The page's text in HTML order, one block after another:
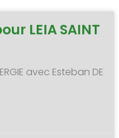
LEIA SAINT
avec Esteban DE